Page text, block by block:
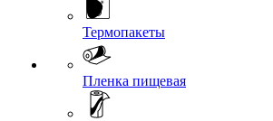
Термопакеты
Пленка пищевая